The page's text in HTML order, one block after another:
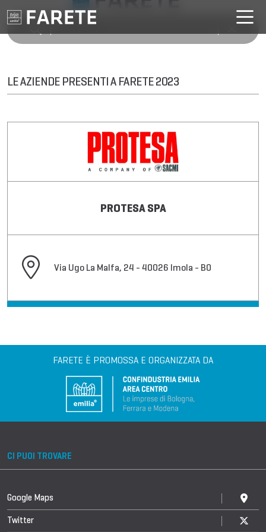
LE AZIENDE PRESENTI A FARETE 2023
PROTESA SPA
Via Ugo La Malfa, 24 - 40026 Imola - BO
FARETE È PROMOSSA E ORGANIZZATA DA
CI PUOI TROVARE
Google Maps
Twitter